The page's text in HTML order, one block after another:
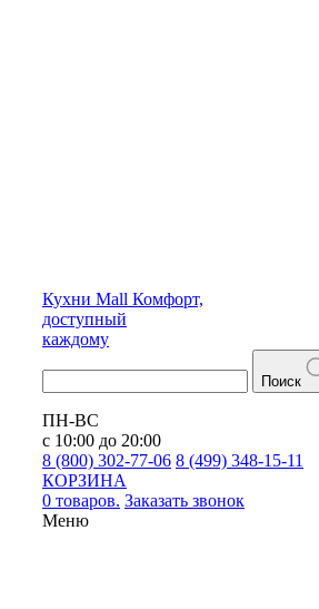
Кухни Mall Комфорт,
доступный
каждому
Поиск
ПН-ВС
с 10:00 до 20:00
8 (800) 302-77-06 8 (499) 348-15-11
КОРЗИНА
0 товаров. Заказать звонок
Меню